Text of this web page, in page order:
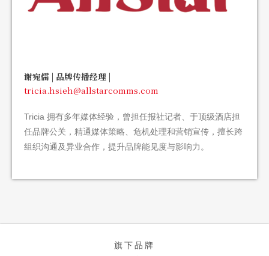
谢宛儒 | 品牌传播经理 |
tricia.hsieh@allstarcomms.com
Tricia 拥有多年媒体经验，曾担任报社记者、于顶级酒店担
任品牌公关，精通媒体策略、危机处理和营销宣传，擅长跨
组织沟通及异业合作，提升品牌能见度与影响力。
旗下品牌